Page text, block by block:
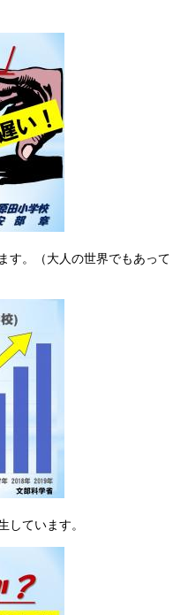
す。（大人の世界でもあって
しています。